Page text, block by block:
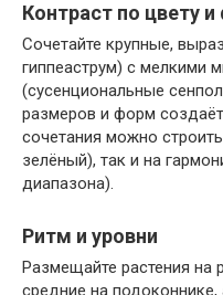
Контраст по цвету
Сочетайте крупные,
гиппеаструм) с мелкими
(сусенциональные
размеров и форм
сочетания можно
зелёный), так и на
диапазона).
Ритм и уровни
Размещайте растения на
средние на